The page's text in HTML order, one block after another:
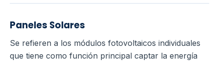
Paneles Solares
Se refieren a los módulos fotovoltaicos individuales
que tiene como función principal captar la energía